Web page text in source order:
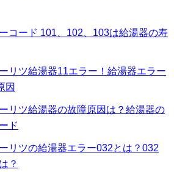
コード 101、102、103は給湯器の寿
リツ給湯器11エラー！給湯器エラー
因
リツ給湯器の故障原因は？給湯器の
ド
リツの給湯器エラー032とは？032
？